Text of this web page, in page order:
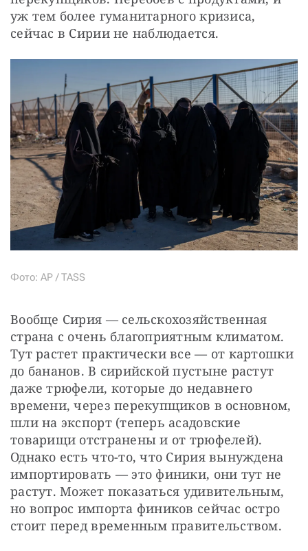
уж тем более гуманитарного кризиса,
сейчас в Сирии не наблюдается.
Фото: AP / TASS
Вообще Сирия — сельскохозяйственная
страна с очень благоприятным климатом.
Тут растет практически все — от картошки
до бананов. В сирийской пустыне растут
даже трюфели, которые до недавнего
времени, через перекупщиков в основном,
шли на экспорт (теперь асадовские
товарищи отстранены и от трюфелей).
Однако есть что-то, что Сирия вынуждена
импортировать — это финики, они тут не
растут. Может показаться удивительным,
но вопрос импорта фиников сейчас остро
стоит перед временным правительством.